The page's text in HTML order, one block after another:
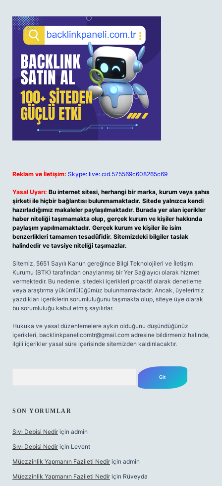
Reklam ve İletişim: Skype: live:.cid.575569c608265c69
Yasal Uyarı: Bu internet sitesi, herhangi bir marka, kurum veya şahıs
şirketi ile hiçbir bağlantısı bulunmamaktadır. Sitede yalnızca kendi
hazırladığımız makaleler paylaşılmaktadır. Burada yer alan içerikler
haber niteliği taşımamakta olup, gerçek kurum ve kişiler hakkında
paylaşım yapılmamaktadır. Gerçek kurum ve kişiler ile isim
benzerlikleri tamamen tesadüfidir. Sitemizdeki bilgiler taslak
halindedir ve tavsiye niteliği taşımazlar.
Sitemiz, 5651 Sayılı Kanun gereğince Bilgi Teknolojileri ve İletişim
Kurumu (BTK) tarafından onaylanmış bir Yer Sağlayıcı olarak hizmet
vermektedir. Bu nedenle, sitedeki içerikleri proaktif olarak denetleme
veya araştırma yükümlülüğümüz bulunmamaktadır. Ancak, üyelerimiz
yazdıkları içeriklerin sorumluluğunu taşımakta olup, siteye üye olarak
bu sorumluluğu kabul etmiş sayılırlar.
Hukuka ve yasal düzenlemelere aykırı olduğunu düşündüğünüz
içerikleri, backlinkpanelicomtr@gmail.com adresine bildirmeniz halinde,
ilgili içerikler yasal süre içerisinde sitemizden kaldırılacaktır.
SON YORUMLAR
Sıvı Debisi Nedir için admin
Sıvı Debisi Nedir için Levent
Müezzinlik Yapmanın Fazileti Nedir için admin
Müezzinlik Yapmanın Fazileti Nedir için Rüveyda